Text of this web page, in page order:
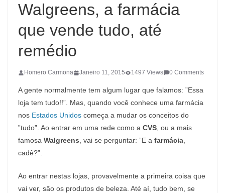
Walgreens, a farmácia
que vende tudo, até
remédio
Homero Carmona Janeiro 11, 2015 1497 Views 0 Comments
A gente normalmente tem algum lugar que falamos: ”Essa
loja tem tudo!!”. Mas, quando você conhece uma farmácia
nos Estados Unidos começa a mudar os conceitos do
”tudo”. Ao entrar em uma rede como a CVS , ou a mais
famosa Walgreens , vai se perguntar: ”E a farmácia
cadê?”.
Ao entrar nestas lojas, provavelmente a primeira coisa que
vai ver, são os produtos de beleza. Até aí, tudo bem, se